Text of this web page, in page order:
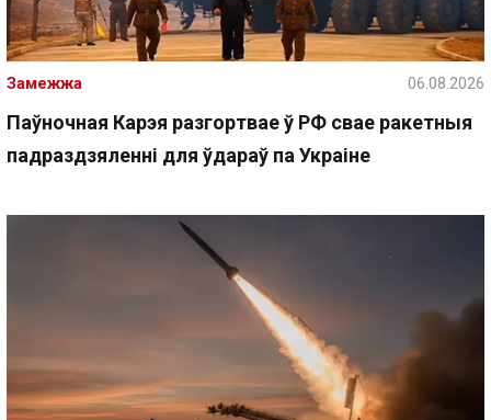
Паўночная Карэя разгортвае ў РФ свае ракетныя
падраздзяленні для ўдараў па Украіне
Замежжа 06.08.2026